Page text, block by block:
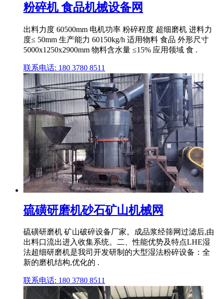
粉碎机 食品机械设备网
出料力度 60500mm 电机功率 粉碎程度 超细磨机 进料力
度≤ 50mm 生产能力 60150kg/h 适用物料 食品 外形尺寸
5000x1250x2900mm 物料含水量 ≤15% 应用领域 食 .
联系电话: 180 3780 8511
硫磺研磨机砂石矿山机械网
硫磺研磨机 矿山破碎设备厂家。成品浆经筛网过滤后,由
出料口流出进入收集系统。二、性能优势及特点LHE湿
法超细研磨机是我司开发研制的大型湿法粉碎设备：全
新的磨机结构,优化的 .
联系电话: 180 3780 8511